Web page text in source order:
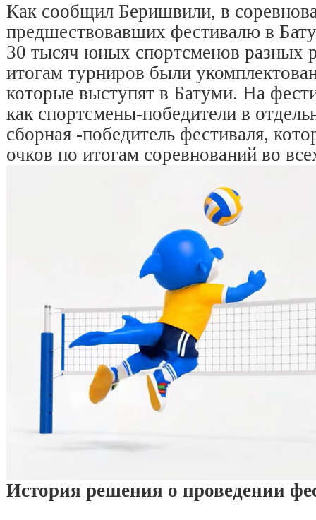
Как сообщил Беришвили, в
предшествовавших фестивалю в
30 тысяч юных спортсменов разных
итогам турниров были
которые выступят в Батуми. На
как спортсмены-победители в
сборная -победитель фестиваля,
очков по итогам соревнований во
История решения о проведении